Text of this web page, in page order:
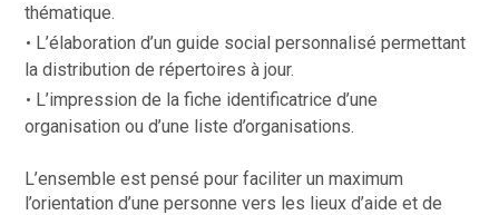
thématique.
L’élaboration d’un guide social personnalisé permettant
la distribution de répertoires à jour.
L’impression de la fiche identificatrice d’une
organisation ou d’une liste d’organisations.
L’ensemble est pensé pour faciliter un maximum
l’orientation d’une personne vers les lieux d’aide et de